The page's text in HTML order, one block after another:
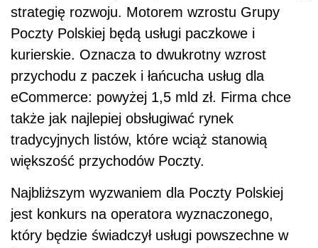
strategię rozwoju. Motorem wzrostu Grupy
Poczty Polskiej będą usługi paczkowe i
kurierskie. Oznacza to dwukrotny wzrost
przychodu z paczek i łańcucha usług dla
eCommerce: powyżej 1,5 mld zł. Firma chce
także jak najlepiej obsługiwać rynek
tradycyjnych listów, które wciąż stanowią
większość przychodów Poczty.
Najbliższym wyzwaniem dla Poczty Polskiej
jest konkurs na operatora wyznaczonego,
który będzie świadczył usługi powszechne w